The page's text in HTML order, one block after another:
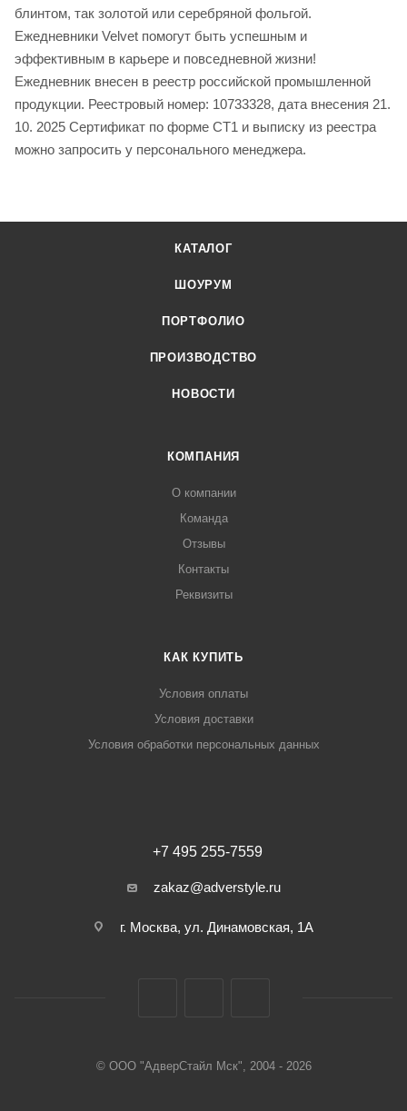
блинтом, так золотой или серебряной фольгой.
Ежедневники Velvet помогут быть успешным и
эффективным в карьере и повседневной жизни!
Ежедневник внесен в реестр российской промышленной
продукции. Реестровый номер: 10733328, дата внесения 21.
10. 2025 Сертификат по форме СТ1 и выписку из реестра
можно запросить у персонального менеджера.
КАТАЛОГ
ШОУРУМ
ПОРТФОЛИО
ПРОИЗВОДСТВО
НОВОСТИ
КОМПАНИЯ
О компании
Команда
Отзывы
Контакты
Реквизиты
КАК КУПИТЬ
Условия оплаты
Условия доставки
Условия обработки персональных данных
+7 495 255-7559
zakaz@adverstyle.ru
г. Москва, ул. Динамовская, 1А
© ООО "АдверСтайл Мск", 2004 - 2026